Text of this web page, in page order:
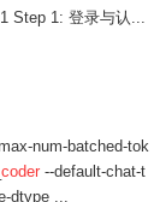
Step 1: 登录与认...
num-batched-tok
coder --default-chat-t
dtype ...